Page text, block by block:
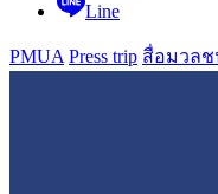
Line
PMUA Press trip สื่อมวล